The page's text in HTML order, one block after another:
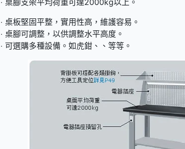
‧ 桌板堅固平整，實用性高，維護容易。
‧ 桌腳可調整，以供調整水平高度。
‧ 可選購多種設備。如虎鉗、、等等。